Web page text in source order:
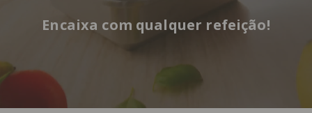
Encaixa com qualquer refeição!